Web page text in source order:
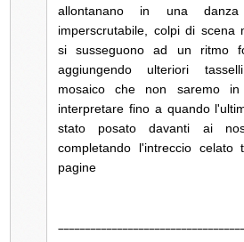
allontanano in una
imperscrutabile, colpi di scena
si susseguono ad un ritmo
aggiungendo ulteriori
mosaico che non saremo
interpretare fino a quando
stato posato davanti ai
completando l'intreccio celato
pagine